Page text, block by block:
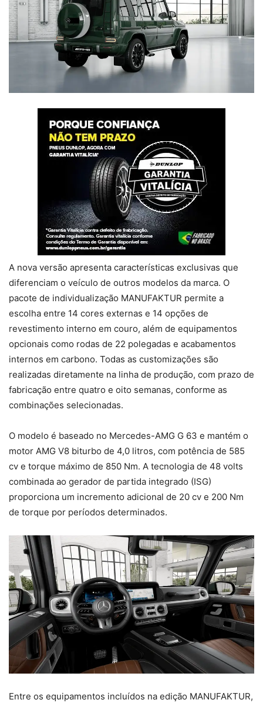
A nova versão apresenta características exclusivas que
diferenciam o veículo de outros modelos da marca. O
pacote de individualização MANUFAKTUR permite a
escolha entre 14 cores externas e 14 opções de
revestimento interno em couro, além de equipamentos
opcionais como rodas de 22 polegadas e acabamentos
internos em carbono. Todas as customizações são
realizadas diretamente na linha de produção, com prazo de
fabricação entre quatro e oito semanas, conforme as
combinações selecionadas.
O modelo é baseado no Mercedes-AMG G 63 e mantém o
motor AMG V8 biturbo de 4,0 litros, com potência de 585
cv e torque máximo de 850 Nm. A tecnologia de 48 volts
combinada ao gerador de partida integrado (ISG)
proporciona um incremento adicional de 20 cv e 200 Nm
de torque por períodos determinados.
Entre os equipamentos incluídos na edição MANUFAKTUR,